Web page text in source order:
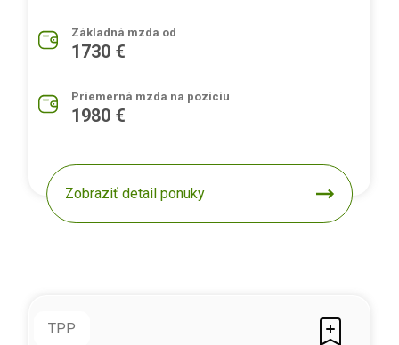
Základná mzda od
1730 €
Priemerná mzda na pozíciu
1980 €
Zobraziť detail ponuky
TPP